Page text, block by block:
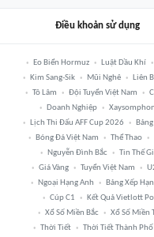
Điều khoản sử dụng
Eo Biển Hormuz Luật Dầu Khí
Kim Sang-Sik
Mũi Nghê Liên
Tô Lâm
Đội Tuyển Việt Nam
Doanh Nghiệp
Lịch Thi Đấu AFF Cup 2026
Bóng Đá Việt Nam
Thể Thao
Nguyễn Đình Bắc
Tin Thế
Giá Vàng
Tuyển Việt Nam
Ngoại Hạng Anh
Bảng Xếp
Cúp C1
Kết Quả Vietlott
Xổ Số Miền Bắc
Xổ Số Miền
Thời Tiết
Thời Tiết Thành